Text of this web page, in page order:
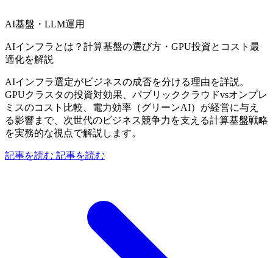
AI基盤・LLM運用
AIインフラとは？計算基盤の選び方・GPU投資とコスト最
適化を解説
AIインフラ選定がビジネスの成否を分ける理由を詳説。
GPUクラスタの投資対効果、パブリッククラウドvsオンプレ
ミスのコスト比較、電力効率（グリーンAI）が経営に与え
る影響まで、次世代のビジネス競争力を支える計算基盤戦略
を実務的な視点で解説します。
記事を読む 記事を読む